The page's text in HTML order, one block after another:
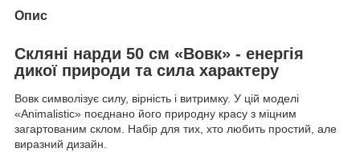
Опис
Скляні нарди 50 см «Вовк» - енергія
дикої природи та сила характеру
Вовк символізує силу, вірність і витримку. У цій моделі
«Animalistic» поєднано його природну красу з міцним
загартованим склом. Набір для тих, хто любить простий, але
виразний дизайн.